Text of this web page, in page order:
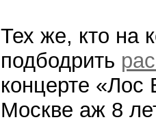
Тех же, кто на
подбодрить
концерте
Москве аж 8